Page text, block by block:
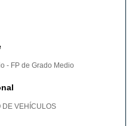
- FP de Grado Medio
DE VEHÍCULOS